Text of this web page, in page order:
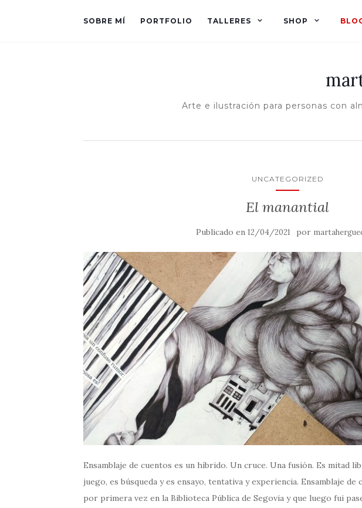
SOBRE MÍ PORTFOLIO TALLERES SHOP
Arte e ilustración para personas con
UNCATEGORIZED
El manantial
Publicado en12/04/2021 por
Ensamblaje de cuentos es un híbrido. Un cruce. Una fusión. Es mitad
juego, es búsqueda y es ensayo, tentativa y experiencia. Ensamblaje
por primera vez en la Biblioteca Pública de Segovia y que luego fui